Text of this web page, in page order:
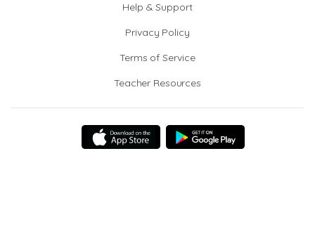
Help & Support
Privacy Policy
Terms of Service
Teacher Resources